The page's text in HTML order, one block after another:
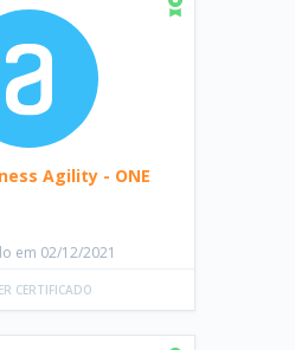
Agility - ONE
em 02/12/2021
CERTIFICADO